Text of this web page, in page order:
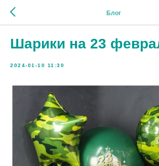
Блог
Шарики на 23
2024-01-10 11:30